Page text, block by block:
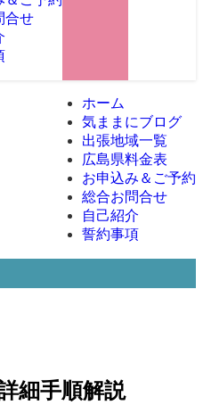
合せ
ホーム
気ままにブログ
出張地域一覧
広島県料金表
お申込み＆ご予約
総合お問合せ
自己紹介
誓約事項
細手順解説